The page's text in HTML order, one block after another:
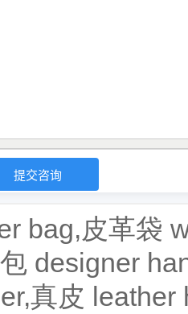
bag,皮革袋
designer
真皮 leather